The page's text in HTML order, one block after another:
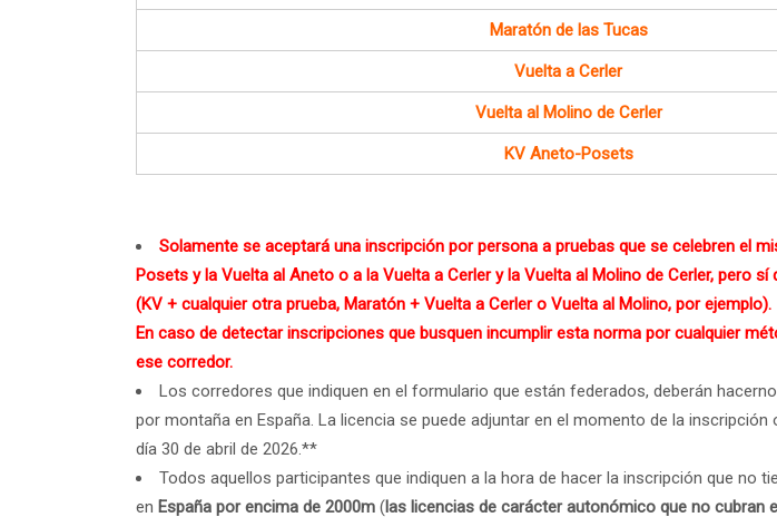
Maratón de las Tucas
Vuelta a Cerler
Vuelta al Molino de Cerler
KV Aneto-Posets
Solamente se aceptará una inscripción por persona a pruebas que se celebren el
Posets y la Vuelta al Aneto o a la Vuelta a Cerler y la Vuelta al Molino de Cerler, pero
(KV + cualquier otra prueba, Maratón + Vuelta a Cerler o Vuelta al Molino, por ejemplo).
En caso de detectar inscripciones que busquen incumplir esta norma por cualquier
ese corredor.
Los corredores que indiquen en el formulario que están federados, deberán
por montaña en España. La licencia se puede adjuntar en el momento de la
día 30 de abril de 2026.**
Todos aquellos participantes que indiquen a la hora de hacer la inscripción que no
en España por encima de 2000m (las licencias de carácter autonómico que no cubran